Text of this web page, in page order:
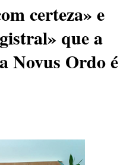
certeza» e
que a
Novus Ordo é